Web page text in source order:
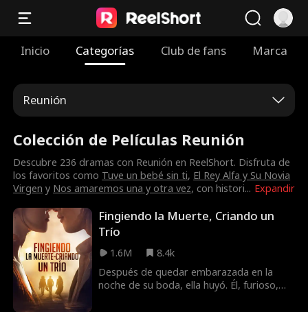
Inicio Categorías Club de fans Marca
Reunión
Colección de Películas Reunión
Expandir
Descubre 236 dramas con Reunión en ReelShort. Disfruta de
los favoritos como Tuve un bebé sin ti, El Rey Alfa y Su Novia
Virgen y Nos amaremos una y otra vez, con histori...
Fingiendo la Muerte, Criando un
Trío
1.6M
8.4k
Después de quedar embarazada en la
noche de su boda, ella huyó. Él, furioso,